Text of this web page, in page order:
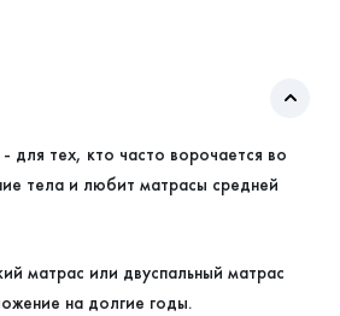
для тех, кто часто ворочается во
тела и любит матрасы средней
матрас или двуспальный матрас
на долгие годы.